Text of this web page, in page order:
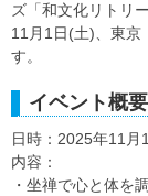
ズ「和文化リトリ
11月1日(土)、東京
す。
イベント概要
日時：2025年11月
内容：
・坐禅で心と体を